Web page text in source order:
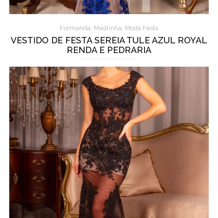
Formanda, Madrinha, Moda Festa
VESTIDO DE FESTA SEREIA TULE AZUL ROYAL
RENDA E PEDRARIA